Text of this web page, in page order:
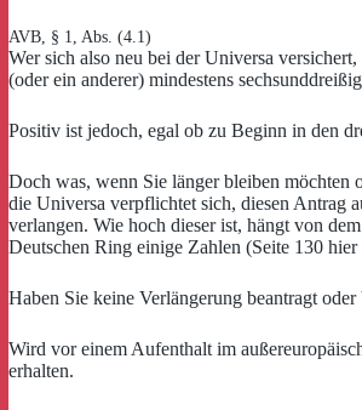
AVB, § 1, Abs. (4.1)
Wer sich also neu bei der Universa
(oder ein anderer) mindestens
Positiv ist jedoch, egal ob zu Beginn in den
Doch was, wenn Sie länger bleiben möchten
die Universa verpflichtet sich, diesen Antrag
verlangen. Wie hoch dieser ist, hängt von
Deutschen Ring einige Zahlen (Seite 130
Haben Sie keine Verlängerung beantragt
Wird vor einem Aufenthalt im
erhalten.